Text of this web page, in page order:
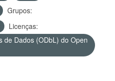
Grupos:
Licenças:
de Dados (ODbL) do Open